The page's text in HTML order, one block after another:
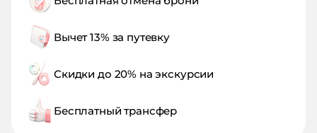
Вычет 13% за путевку
Скидки до 20% на экскурсии
Бесплатный трансфер